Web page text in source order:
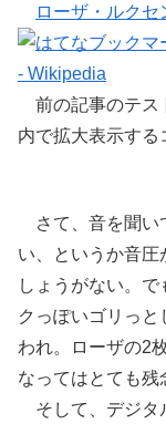
ローザ・ルク
前の記事のテス
内で拡大表示する
さて、音を聞い
い、というか音圧
しょうがない。
クっぽいゴリっ
われ。ローザの2
なってはとても残
そして、デジタ